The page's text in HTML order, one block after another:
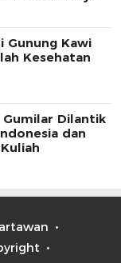
Gunung Kawi
Kesehatan
Gumilar Dilantik
dan